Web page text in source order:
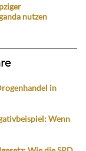
nutzen
in
Wenn